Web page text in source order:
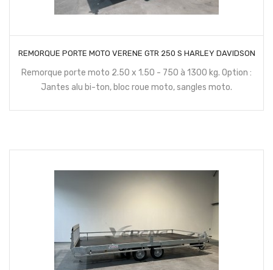
REMORQUE PORTE MOTO VERENE GTR 250 S HARLEY DAVIDSON
Remorque porte moto 2.50 x 1.50 - 750 à 1300 kg. Option :
Jantes alu bi-ton, bloc roue moto, sangles moto.